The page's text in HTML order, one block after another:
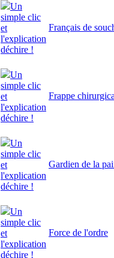
Un
simple clic
et
l'explication
déchire !
Français de
Un
simple clic
et
l'explication
déchire !
Frappe
Un
simple clic
et
l'explication
déchire !
Gardien de la
Un
simple clic
et
l'explication
déchire !
Force de l'ordre